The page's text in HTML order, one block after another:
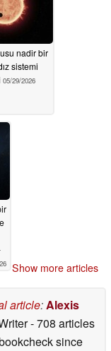
nadir bir
sistemi
05/29/2026
Show more articles
article:Alexis
- 708 articles
since